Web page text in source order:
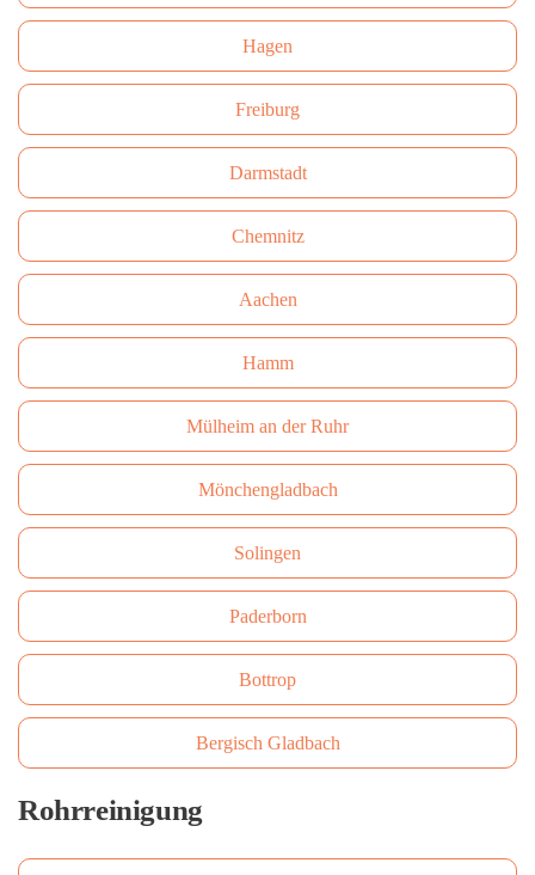
Hagen
Freiburg
Darmstadt
Сhemnitz
Aachen
Hamm
Mülheim an der Ruhr
Mönchengladbach
Solingen
Paderborn
Bottrop
Bergisch Gladbach
Rohrreinigung